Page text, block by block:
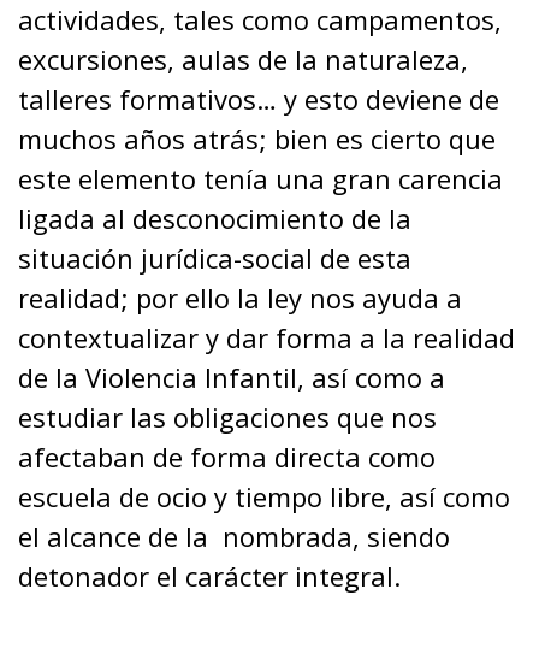
actividades, tales como campamentos,
excursiones, aulas de la naturaleza,
talleres formativos… y esto deviene de
muchos años atrás; bien es cierto que
este elemento tenía una gran carencia
ligada al desconocimiento de la
situación jurídica-social de esta
realidad; por ello la ley nos ayuda a
contextualizar y dar forma a la realidad
de la Violencia Infantil, así como a
estudiar las obligaciones que nos
afectaban de forma directa como
escuela de ocio y tiempo libre, así como
el alcance de la nombrada, siendo
detonador el carácter integral.